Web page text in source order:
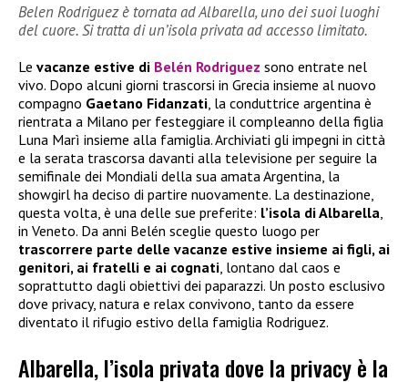
Belen Rodriguez è tornata ad Albarella, uno dei suoi luoghi
del cuore. Si tratta di un’isola privata ad accesso limitato.
Le vacanze estive di Belén Rodriguez sono entrate nel
vivo. Dopo alcuni giorni trascorsi in Grecia insieme al nuovo
compagno Gaetano Fidanzati , la conduttrice argentina è
rientrata a Milano per festeggiare il compleanno della figlia
Luna Marì insieme alla famiglia. Archiviati gli impegni in città
e la serata trascorsa davanti alla televisione per seguire la
semifinale dei Mondiali della sua amata Argentina, la
showgirl ha deciso di partire nuovamente. La destinazione,
questa volta, è una delle sue preferite: l’isola di Albarella
in Veneto. Da anni Belén sceglie questo luogo per
trascorrere parte delle vacanze estive insieme ai figli, ai
genitori, ai fratelli e ai cognati , lontano dal caos e
soprattutto dagli obiettivi dei paparazzi. Un posto esclusivo
dove privacy, natura e relax convivono, tanto da essere
diventato il rifugio estivo della famiglia Rodriguez.
Albarella, l’isola privata dove la privacy è la